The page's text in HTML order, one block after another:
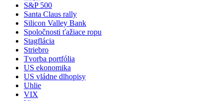
S&P 500
Santa Claus rally
Silicon Valley Bank
Spoločnosti ťažiace ropu
Stagflácia
Striebro
Tvorba portfólia
US ekonomika
US vládne dlhopisy
Uhlie
VIX